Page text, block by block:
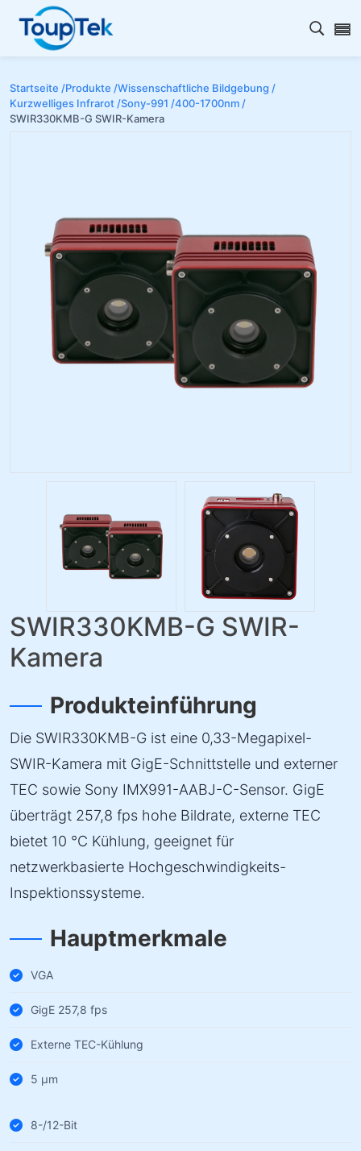
Open
Startseite /Produkte /Wissenschaftliche Bildgebung /
Kurzwelliges Infrarot /Sony-991 /400-1700nm /
SWIR330KMB-G SWIR-Kamera
SWIR330KMB-G SWIR-
Kamera
Produkteinführung
Die SWIR330KMB-G ist eine 0,33-Megapixel-
SWIR-Kamera mit GigE-Schnittstelle und externer
TEC sowie Sony IMX991-AABJ-C-Sensor. GigE
überträgt 257,8 fps hohe Bildrate, externe TEC
bietet 10 °C Kühlung, geeignet für
netzwerkbasierte Hochgeschwindigkeits-
Inspektionssysteme.
Hauptmerkmale
VGA
GigE 257,8 fps
Externe TEC-Kühlung
5 µm
8-/12-Bit